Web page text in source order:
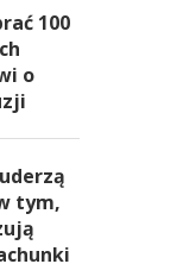
100
o
tym,